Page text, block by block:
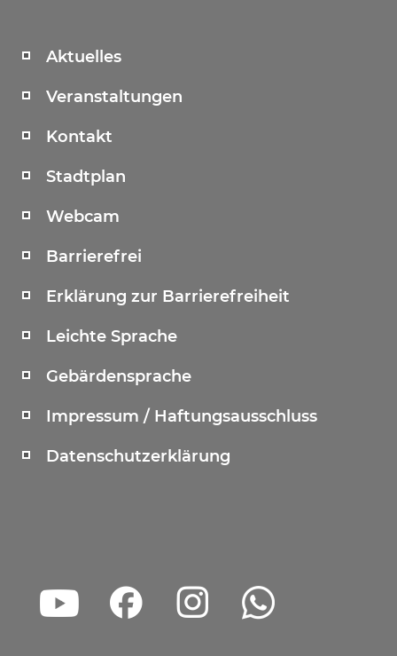
Aktuelles
Veranstaltungen
Kontakt
Stadtplan
Webcam
Barrierefrei
Erklärung zur Barrierefreiheit
Leichte Sprache
Gebärdensprache
Impressum / Haftungsausschluss
Datenschutzerklärung